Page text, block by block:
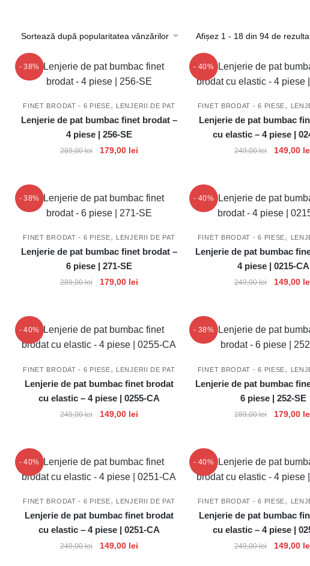
Afișez 1 - 18 din 94 de
- 38%
FINET BRODAT - 6 PIESE, LENJERII DE PAT
Lenjerie de pat bumbac finet brodat –
4 piese | 256-SE
289,00lei
Prețul
289,00 lei.
179,00 leiPrețul
- 40%
FINET BRODAT - 6 PIESE,
Lenjerie de pat bumbac
cu elastic – 4 piese |
249,00lei
Prețul
249,00
149,00
- 38%
FINET BRODAT - 6 PIESE, LENJERII DE PAT
Lenjerie de pat bumbac finet brodat –
6 piese | 271-SE
289,00lei
Prețul
289,00 lei.
179,00 leiPrețul
- 40%
FINET BRODAT - 6 PIESE,
Lenjerie de pat bumbac
4 piese | 0215-CA
249,00lei
Prețul
249,00
149,00
- 40%
FINET BRODAT - 6 PIESE, LENJERII DE PAT
Lenjerie de pat bumbac finet brodat
cu elastic – 4 piese | 0255-CA
249,00lei
Prețul
249,00 lei.
149,00 leiPrețul
- 38%
FINET BRODAT - 6 PIESE,
Lenjerie de pat bumbac
6 piese | 252-SE
289,00lei
Prețul
289,00
179,00
- 40%
FINET BRODAT - 6 PIESE, LENJERII DE PAT
Lenjerie de pat bumbac finet brodat
cu elastic – 4 piese | 0251-CA
249,00lei
Prețul
149,00 leiPrețul
- 40%
FINET BRODAT - 6 PIESE,
Lenjerie de pat bumbac
cu elastic – 4 piese |
249,00lei
Prețul
149,00